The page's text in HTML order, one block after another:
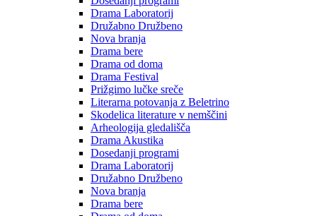
Drama Laboratorij
Družabno Družbeno
Nova branja
Drama bere
Drama od doma
Drama Festival
Prižgimo lučke sreče
Literarna potovanja z Beletrino
Skodelica literature v nemščini
Arheologija gledališča
Drama Akustika
Dosedanji programi
Drama Laboratorij
Družabno Družbeno
Nova branja
Drama bere